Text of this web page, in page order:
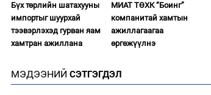
Бүх төрлийн шатахууны
импортыг шуурхай
тээвэрлэхэд гурван яам
хамтран ажиллана
МИАТ ТӨХК “Боинг”
компанитай хамтын
ажиллагаагаа
өргөжүүлнэ
МЭДЭЭНИЙ СЭТГЭГДЭЛ